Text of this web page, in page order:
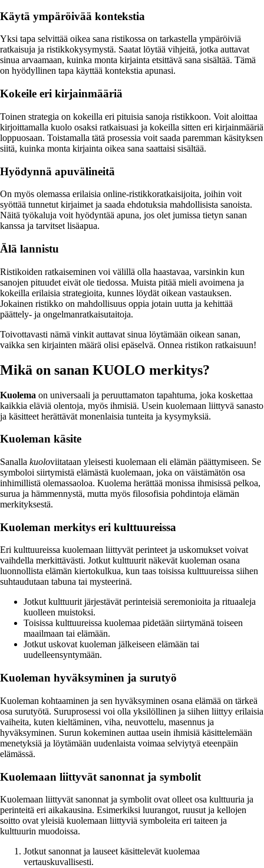
Käytä ympäröivää kontekstia
Yksi tapa selvittää oikea sana ristikossa on tarkastella ympäröiviä
ratkaisuja ja ristikkokysymystä. Saatat löytää vihjeitä, jotka auttavat
sinua arvaamaan, kuinka monta kirjainta etsittävä sana sisältää. Tämä
on hyödyllinen tapa käyttää kontekstia apunasi.
Kokeile eri kirjainmääriä
Toinen strategia on kokeilla eri pituisia sanoja ristikkoon. Voit aloittaa
kirjoittamalla kuolo osaksi ratkaisuasi ja kokeilla sitten eri kirjainmääriä
loppuosaan. Toistamalla tätä prosessia voit saada paremman käsityksen
siitä, kuinka monta kirjainta oikea sana saattaisi sisältää.
Hyödynnä apuvälineitä
On myös olemassa erilaisia online-ristikkoratkaisijoita, joihin voit
syöttää tunnetut kirjaimet ja saada ehdotuksia mahdollisista sanoista.
Näitä työkaluja voit hyödyntää apuna, jos olet jumissa tietyn sanan
kanssa ja tarvitset lisäapua.
Älä lannistu
Ristikoiden ratkaiseminen voi välillä olla haastavaa, varsinkin kun
sanojen pituudet eivät ole tiedossa. Muista pitää mieli avoimena ja
kokeilla erilaisia strategioita, kunnes löydät oikean vastauksen.
Jokainen ristikko on mahdollisuus oppia jotain uutta ja kehittää
päättely- ja ongelmanratkaisutaitoja.
Toivottavasti nämä vinkit auttavat sinua löytämään oikean sanan,
vaikka sen kirjainten määrä olisi epäselvä. Onnea ristikon ratkaisuun!
Mikä on sanan KUOLO merkitys?
Kuolema on universaali ja peruuttamaton tapahtuma, joka koskettaa
kaikkia eläviä olentoja, myös ihmisiä. Usein kuolemaan liittyvä sanasto
ja käsitteet herättävät monenlaisia tunteita ja kysymyksiä.
Kuoleman käsite
Sanalla kuoloviitataan yleisesti kuolemaan eli elämän päättymiseen. Se
symboloi siirtymistä elämästä kuolemaan, joka on väistämätön osa
inhimillistä olemassaoloa. Kuolema herättää monissa ihmisissä pelkoa,
surua ja hämmennystä, mutta myös filosofisia pohdintoja elämän
merkityksestä.
Kuoleman merkitys eri kulttuureissa
Eri kulttuureissa kuolemaan liittyvät perinteet ja uskomukset voivat
vaihdella merkittävästi. Jotkut kulttuurit näkevät kuoleman osana
luonnollista elämän kiertokulkua, kun taas toisissa kulttuureissa siihen
suhtaudutaan tabuna tai mysteerinä.
Jotkut kulttuurit järjestävät perinteisiä seremonioita ja rituaaleja
kuolleen muistoksi.
Toisissa kulttuureissa kuolemaa pidetään siirtymänä toiseen
maailmaan tai elämään.
Jotkut uskovat kuoleman jälkeiseen elämään tai
uudelleensyntymään.
Kuoleman hyväksyminen ja surutyö
Kuoleman kohtaaminen ja sen hyväksyminen osana elämää on tärkeä
osa surutyötä. Suruprosessi voi olla yksilöllinen ja siihen liittyy erilaisia
vaiheita, kuten kieltäminen, viha, neuvottelu, masennus ja
hyväksyminen. Surun kokeminen auttaa usein ihmisiä käsittelemään
menetyksiä ja löytämään uudenlaista voimaa selviytyä eteenpäin
elämässä.
Kuolemaan liittyvät sanonnat ja symbolit
Kuolemaan liittyvät sanonnat ja symbolit ovat olleet osa kulttuuria ja
perinteitä eri aikakausina. Esimerkiksi luurangot, ruusut ja kellojen
soitto ovat yleisiä kuolemaan liittyviä symboleita eri taiteen ja
kulttuurin muodoissa.
Jotkut sanonnat ja lauseet käsittelevät kuolemaa
vertauskuvallisesti.